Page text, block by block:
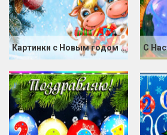
Картинки с Новым годом 2021